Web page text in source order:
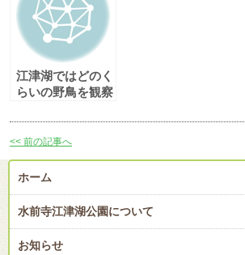
江津湖ではどのく
らいの野鳥を観察
みた（下江津編）
<< 前の記事へ
ホーム
水前寺江津湖公園について
お知らせ